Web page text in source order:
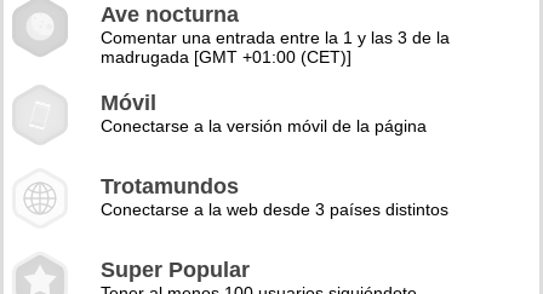
Ave nocturna
Comentar una entrada entre la 1 y las 3 de la
madrugada [GMT +01:00 (CET)]
Móvil
Conectarse a la versión móvil de la página
Trotamundos
Conectarse a la web desde 3 países distintos
Super Popular